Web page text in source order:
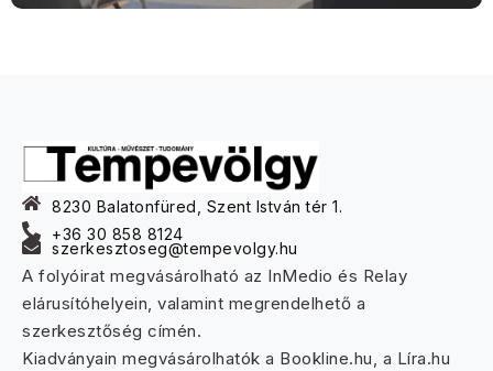
8230 Balatonfüred, Szent István tér 1.
+36 30 858 8124
szerkesztoseg@tempevolgy.hu
A folyóirat megvásárolható az InMedio és Relay
elárusítóhelyein, valamint megrendelhető a
szerkesztőség címén.
Kiadványain megvásárolhatók a Bookline.hu, a Líra.hu